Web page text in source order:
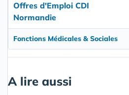
Offres d'Emploi CDI
Normandie
Fonctions Médicales & Sociales
A lire aussi